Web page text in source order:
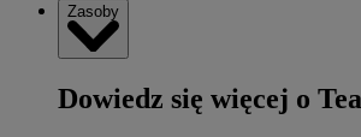
Zasoby
Dowiedz się więcej o